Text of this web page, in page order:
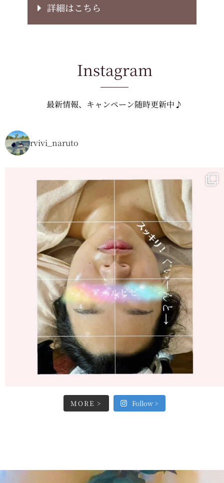
詳細はこちら
Instagram
最新情報、キャンペーン随時更新中♪
rvivi_naruto
MORE > Follow >